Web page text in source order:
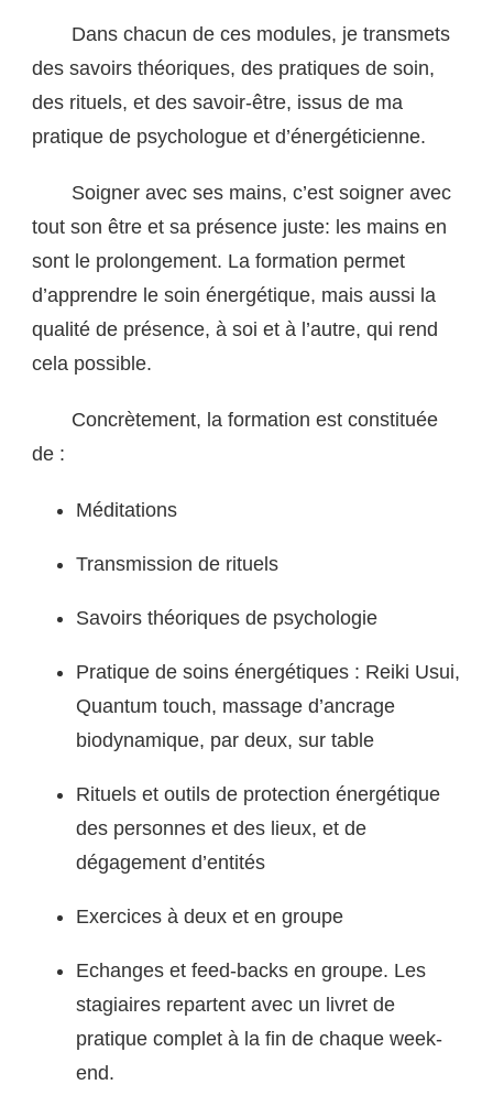
Dans chacun de ces modules, je transmets
des savoirs théoriques, des pratiques de soin,
des rituels, et des savoir-être, issus de ma
pratique de psychologue et d’énergéticienne.
Soigner avec ses mains, c’est soigner avec
tout son être et sa présence juste: les mains en
sont le prolongement. La formation permet
d’apprendre le soin énergétique, mais aussi la
qualité de présence, à soi et à l’autre, qui rend
cela possible.
Concrètement, la formation est constituée
de :
Méditations
Transmission de rituels
Savoirs théoriques de psychologie
Pratique de soins énergétiques : Reiki Usui,
Quantum touch, massage d’ancrage
biodynamique, par deux, sur table
Rituels et outils de protection énergétique
des personnes et des lieux, et de
dégagement d’entités
Exercices à deux et en groupe
Echanges et feed-backs en groupe. Les
stagiaires repartent avec un livret de
pratique complet à la fin de chaque week-
end.